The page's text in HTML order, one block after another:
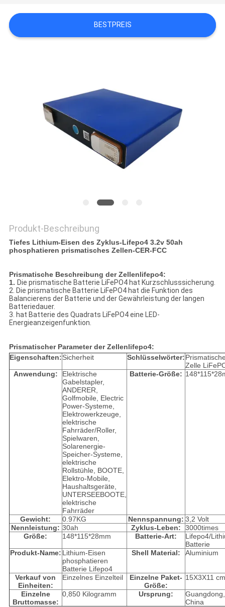
VERBINDUNG
SITEMAP
BESTPREIS
Produkt-Beschreibung
Tiefes Lithium-Eisen des Zyklus-Lifepo4 3.2v 50ah
phosphatieren prismatisches Zellen-CER-FCC
Prismatische Beschreibung der Zellenlifepo4:
1. Die prismatische Batterie LiFePO4 hat Kurzschlusssicherung.
2. Die prismatische Batterie LiFePO4 hat die Funktion des
Balancierens der Batterie und der Gewährleistung der langen
Batteriedauer.
3. hat Batterie des Quadrats LiFePO4 eine LED-
Energieanzeigenfunktion.
Prismatischer Parameter der Zellenlifepo4:
Eigenschaften:Sicherheit Schlüsselwörter:
Zelle
Anwendung:
Elektrische
Gabelstapler,
ANDERER,
Golfmobile, Electric
Power-Systeme,
Elektrowerkzeuge,
elektrische
Fahrräder/Roller,
Spielwaren,
Solarenergie-
Speicher-Systeme,
elektrische
Rollstühle, BOOTE,
Elektro-Mobile,
Haushaltsgeräte,
UNTERSEEBOOTE,
elektrische
Fahrräder
Batterie-Größe:
Gewicht: 0.97KG Nennspannung: 3,2 Volt
Nennleistung: 30ah Zyklus-Leben:
3000times
Größe:
148*115*28mm Batterie-Art:
Lifepo4/
Batterie
Produkt-Name: Lithium-Eisen
phosphatieren
Batterie Lifepo4
Shell Material: Aluminium
Verkauf von
Einheiten:
Einzelnes Einzelteil
Einzelne Paket-
Größe:
15X3X11 cm
Einzelne
Bruttomasse:
0,850 Kilogramm Ursprung:
Guangdong,
China